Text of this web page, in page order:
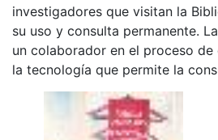
investigadores que visitan la
su uso y consulta permanente.
un colaborador en el proceso
la tecnología que permite la